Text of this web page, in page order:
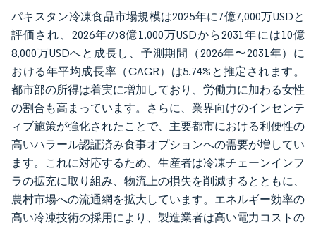
パキスタン冷凍食品市場規模は2025年に7億7,000万USDと
評価され、2026年の8億1,000万USDから2031年には10億
8,000万USDへと成長し、予測期間（2026年〜2031年）に
おける年平均成長率（CAGR）は5.74%と推定されます。
都市部の所得は着実に増加しており、労働力に加わる女性
の割合も高まっています。さらに、業界向けのインセンテ
ィブ施策が強化されたことで、主要都市における利便性の
高いハラール認証済み食事オプションへの需要が増してい
ます。これに対応するため、生産者は冷凍チェーンインフ
ラの拡充に取り組み、物流上の損失を削減するとともに、
農村市場への流通網を拡大しています。エネルギー効率の
高い冷凍技術の採用により、製造業者は高い電力コストの